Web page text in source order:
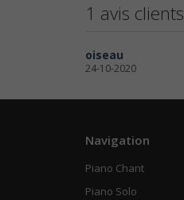
1 avis clients
oiseau
24-10-2020
Navigation
Piano Chant
Piano Solo